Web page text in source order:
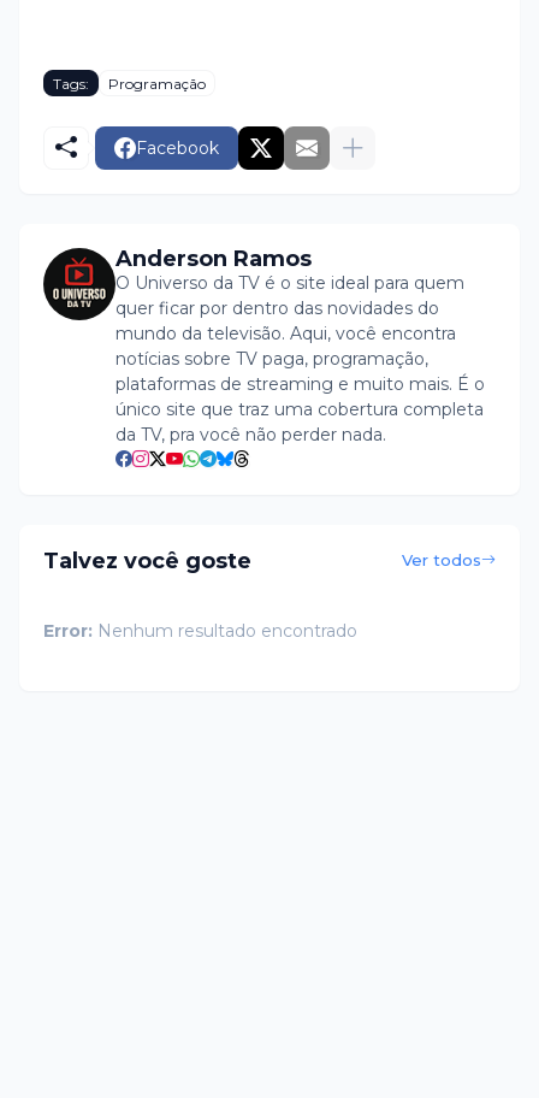
Tags: Programação
Facebook
Anderson Ramos
O Universo da TV é o site ideal para quem
quer ficar por dentro das novidades do
mundo da televisão. Aqui, você encontra
notícias sobre TV paga, programação,
plataformas de streaming e muito mais. É o
único site que traz uma cobertura completa
da TV, pra você não perder nada.
Talvez você goste Ver todos
Error: Nenhum resultado encontrado